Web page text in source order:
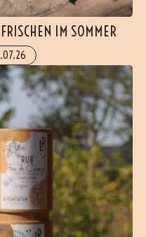
IM SOMMER